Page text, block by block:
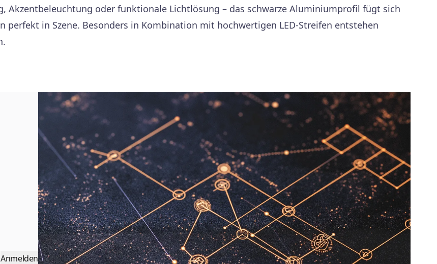
Akzentbeleuchtung oder funktionale Lichtlösung – das schwarze Aluminiumprofil fügt sich
perfekt in Szene. Besonders in Kombination mit hochwertigen LED-Streifen entstehen
Anmelden